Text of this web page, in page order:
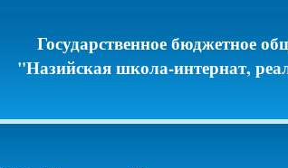
Государственное бюджетное
"Назийская школа-интернат,